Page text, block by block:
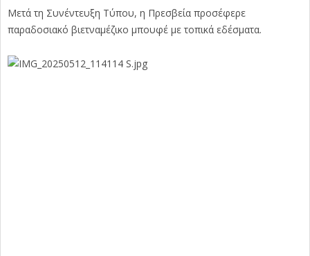
Μετά τη Συνέντευξη Τύπου, η Πρεσβεία προσέφερε
παραδοσιακό βιετναμέζικο μπουφέ με τοπικά εδέσματα.